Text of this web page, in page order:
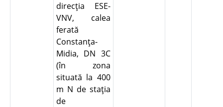
direcţia ESE-
VNV, calea
ferată
Constanţa-
Midia, DN 3C
(în zona
situată la 400
m N de staţia
de